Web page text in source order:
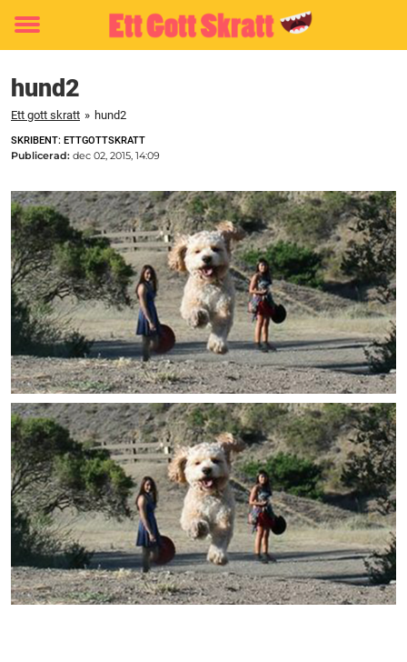
Toggle
hund2
Ett gott skratt » hund2
SKRIBENT: ETTGOTTSKRATT
Publicerad: dec 02, 2015, 14:09